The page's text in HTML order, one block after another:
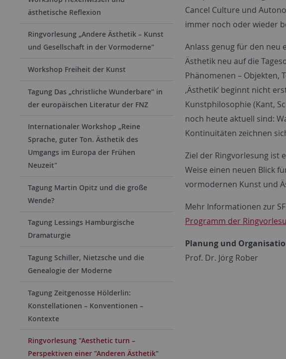
ästhetische Reflexion
Ringvorlesung „Andere Ästhetik – Kunst
und Gesellschaft in der Vormoderne"
Workshop Freiheit der Kunst
Tagung Das „christ­li­che Wun­der­ba­re“ in
der eu­ro­pä­i­schen Li­te­ra­tur der FNZ
Internationaler Workshop „Reine
Sprache, guter Ton. Ästhetik des
Umgangs im Europa der Frühen
Neuzeit"
Tagung Martin Opitz und die große
Wende?
Tagung Lessings Hamburgische
Dramaturgie
Tagung Schiller, Nietzsche und die
Genealogie der Moderne
Tagung Zeitgenosse Hölderlin:
Konstellationen – Konventionen –
Kontexte
Ringvorlesung "Aesthetic turn –
Perspektiven einer "Anderen Ästhetik"
Cancel Culture und
immer noch oder wieder
Anlass genug für den neu
Ästhetik neu auf die
Phänomenen – Objekten,
‚Ästhetik‘ beginnt nicht
Kunstphilosophie (Kant,
noch heute aktuell sind:
Kontinuitäten zeichnen
Ziel der Ringvorlesung ist
Weise einen neuen Blick
vormodernen Kunst und
Mehr Informationen zur
Programm der
Planung und
Prof. Dr. Jörg Rober